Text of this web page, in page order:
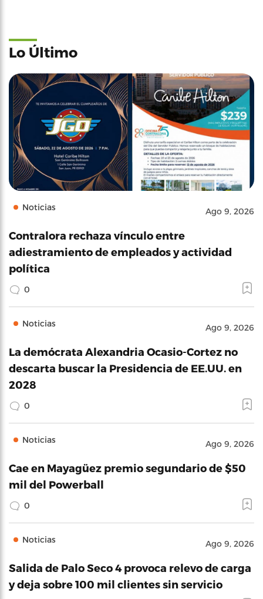
Lo Último
Noticias Ago 9, 2026
Contralora rechaza vínculo entre
adiestramiento de empleados y actividad
política
0
Noticias Ago 9, 2026
La demócrata Alexandria Ocasio-Cortez no
descarta buscar la Presidencia de EE.UU. en
2028
0
Noticias Ago 9, 2026
Cae en Mayagüez premio segundario de $50
mil del Powerball
0
Noticias Ago 9, 2026
Salida de Palo Seco 4 provoca relevo de carga
y deja sobre 100 mil clientes sin servicio